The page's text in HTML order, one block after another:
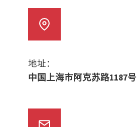
地址：
中国上海市阿克苏路1187号